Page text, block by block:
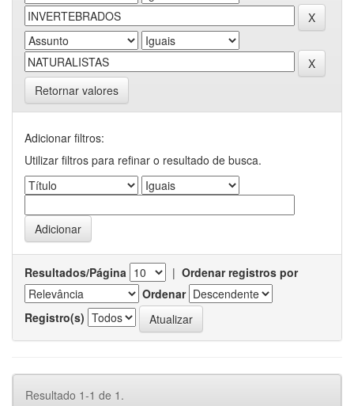
Retornar valores
Adicionar filtros:
Utilizar filtros para refinar o resultado de busca.
Resultados/Página | Ordenar registros por
Ordenar
Registro(s)
Resultado 1-1 de 1.